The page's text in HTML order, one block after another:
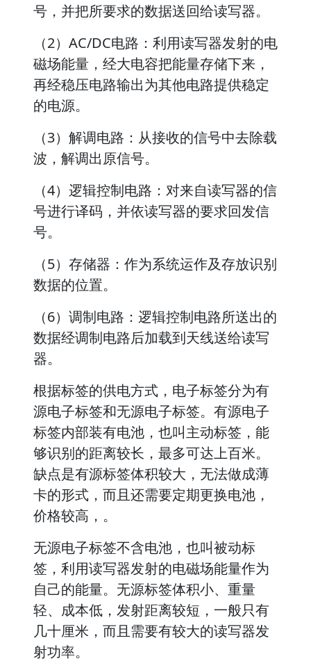
号，并把所要求的数据送回给读写器。
（2）AC/DC电路：利用读写器发射的电
磁场能量，经大电容把能量存储下来，
再经稳压电路输出为其他电路提供稳定
的电源。
（3）解调电路：从接收的信号中去除载
波，解调出原信号。
（4）逻辑控制电路：对来自读写器的信
号进行译码，并依读写器的要求回发信
号。
（5）存储器：作为系统运作及存放识别
数据的位置。
（6）调制电路：逻辑控制电路所送出的
数据经调制电路后加载到天线送给读写
器。
根据标签的供电方式，电子标签分为有
源电子标签和无源电子标签。有源电子
标签内部装有电池，也叫主动标签，能
够识别的距离较长，最多可达上百米。
缺点是有源标签体积较大，无法做成薄
卡的形式，而且还需要定期更换电池，
价格较高，。
无源电子标签不含电池，也叫被动标
签，利用读写器发射的电磁场能量作为
自己的能量。无源标签体积小、重量
轻、成本低，发射距离较短，一般只有
几十厘米，而且需要有较大的读写器发
射功率。